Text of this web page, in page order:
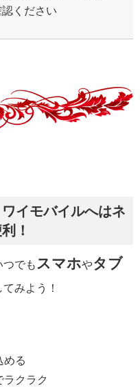
認ください
イモバイルへはネ
！
つでもスマホやタブ
みよう！
める
ラクラク